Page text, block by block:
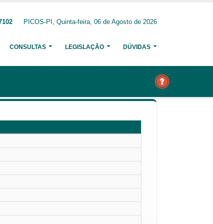
PICOS-PI, Quinta-feira, 06 de Agosto de 2026
CONSULTAS LEGISLAÇÃO DÚVIDAS